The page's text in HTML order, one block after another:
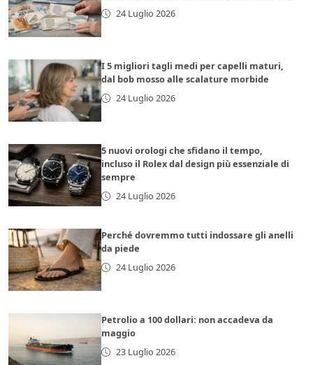
24 Luglio 2026
I 5 migliori tagli medi per capelli maturi,
dal bob mosso alle scalature morbide
24 Luglio 2026
5 nuovi orologi che sfidano il tempo,
incluso il Rolex dal design più essenziale di
sempre
24 Luglio 2026
Perché dovremmo tutti indossare gli anelli
da piede
24 Luglio 2026
Petrolio a 100 dollari: non accadeva da
maggio
23 Luglio 2026